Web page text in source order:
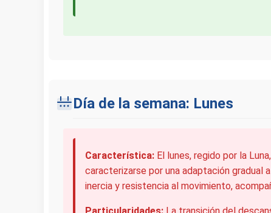
Día de la semana: Lunes
Característica: El lunes, regido por la
caracterizarse por una adaptación gradual
inercia y resistencia al movimiento,